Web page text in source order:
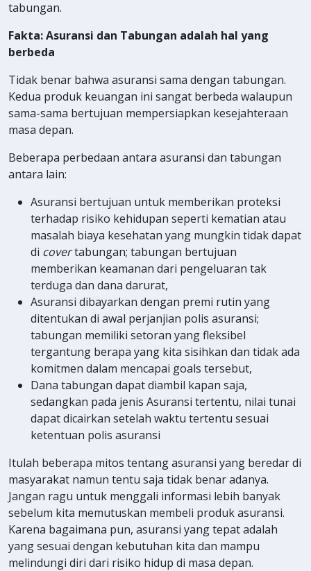
tabungan.
Fakta: Asuransi dan Tabungan adalah hal yang
berbeda
Tidak benar bahwa asuransi sama dengan tabungan.
Kedua produk keuangan ini sangat berbeda walaupun
sama-sama bertujuan mempersiapkan kesejahteraan
masa depan.
Beberapa perbedaan antara asuransi dan tabungan
antara lain:
Asuransi bertujuan untuk memberikan proteksi
terhadap risiko kehidupan seperti kematian atau
masalah biaya kesehatan yang mungkin tidak dapat
di covertabungan; tabungan bertujuan
memberikan keamanan dari pengeluaran tak
terduga dan dana darurat,
Asuransi dibayarkan dengan premi rutin yang
ditentukan di awal perjanjian polis asuransi;
tabungan memiliki setoran yang fleksibel
tergantung berapa yang kita sisihkan dan tidak ada
komitmen dalam mencapai goals tersebut,
Dana tabungan dapat diambil kapan saja,
sedangkan pada jenis Asuransi tertentu, nilai tunai
dapat dicairkan setelah waktu tertentu sesuai
ketentuan polis asuransi
Itulah beberapa mitos tentang asuransi yang beredar di
masyarakat namun tentu saja tidak benar adanya.
Jangan ragu untuk menggali informasi lebih banyak
sebelum kita memutuskan membeli produk asuransi.
Karena bagaimana pun, asuransi yang tepat adalah
yang sesuai dengan kebutuhan kita dan mampu
melindungi diri dari risiko hidup di masa depan.